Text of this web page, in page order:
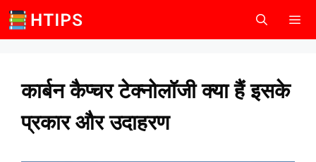
Skip
to
कार्बन कैप्चर टेक्नोलॉजी क्या हैं इसके
प्रकार और उदाहरण